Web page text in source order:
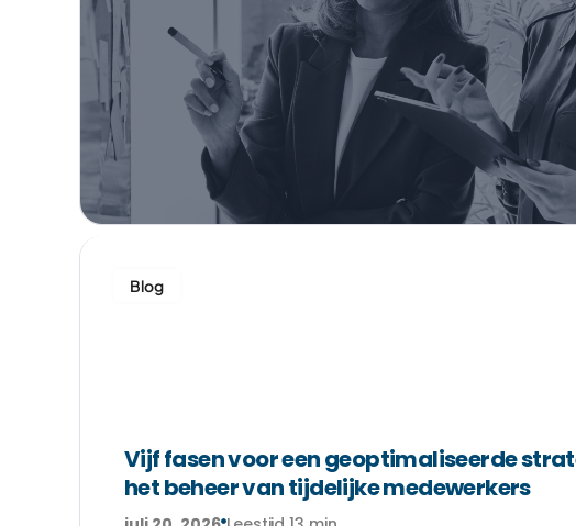
Blog
Vijf fasen voor een geoptimaliseerde
het beheer van tijdelijke medewerkers